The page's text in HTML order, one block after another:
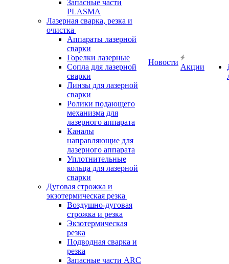
Запасные части
PLASMA
Лазерная сварка, резка и
очистка
Аппараты лазерной
сварки
Горелки лазерные
Сопла для лазерной
сварки
Линзы для лазерной
сварки
Ролики подающего
механизма для
лазерного аппарата
Каналы
направляющие для
лазерного аппарата
Уплотнительные
кольца для лазерной
сварки
Дуговая строжка и
экзотермическая резка
Воздушно-дуговая
строжка и резка
Экзотермическая
резка
Подводная сварка и
резка
Запасные части ARC
Новости
Акции